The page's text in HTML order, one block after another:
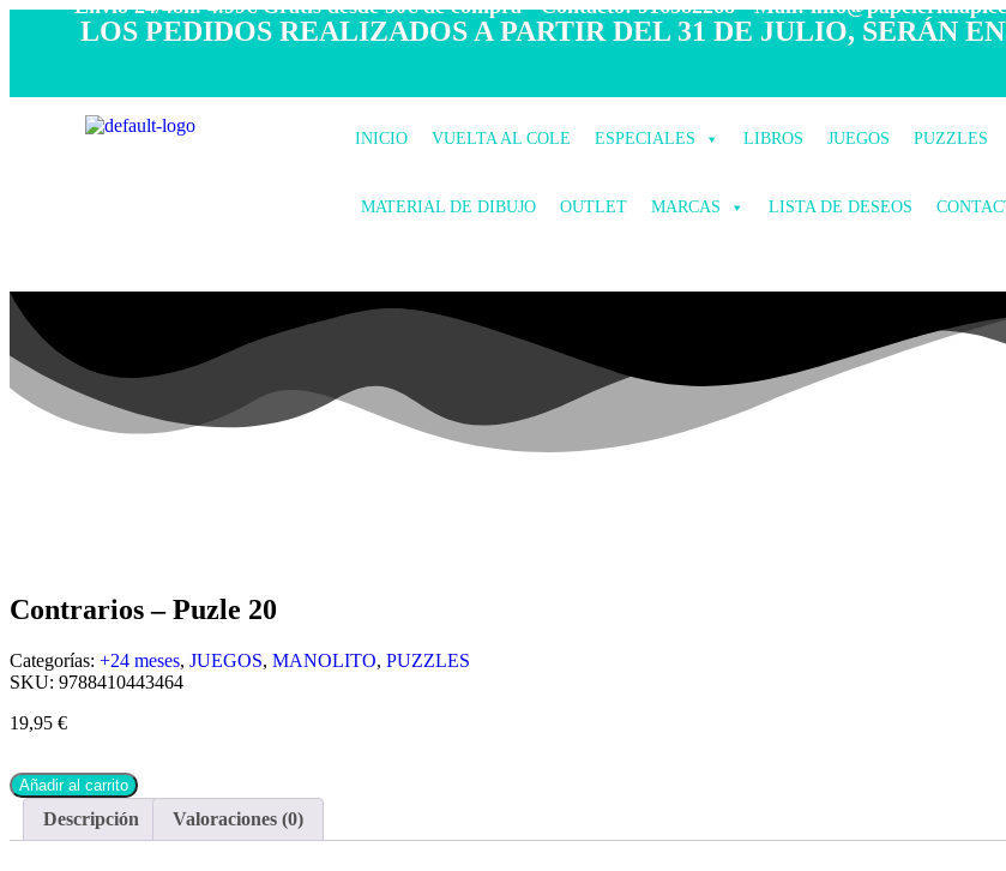
- Envío 24/48h. 4.99€ Gratis desde 50€ de compra - Contacto: 916582268 - Mail:
LOS PEDIDOS REALIZADOS A PARTIR DEL 31 DE JULIO, SERÁN
INICIO VUELTA AL COLE ESPECIALES LIBROS JUEGOS PUZZLES
MATERIAL DE DIBUJO OUTLET MARCAS LISTA DE DESEOS
Contrarios – Puzle 20
Categorías: +24 meses, JUEGOS, MANOLITO, PUZZLES
SKU: 9788410443464
19,95 €
Añadir al carrito
Descripción Valoraciones (0)